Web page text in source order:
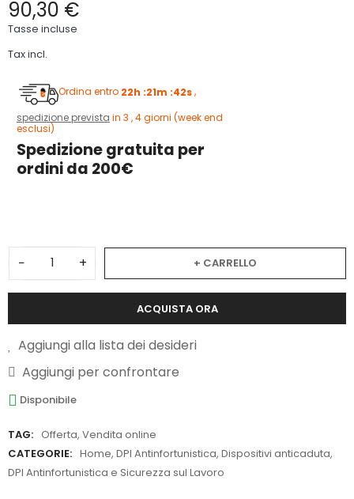
90,30 €
Tasse incluse
Tax incl.
Ordina entro 22h :21m :41s
spedizione prevista in 3 , 4 giorni (week end
esclusi)
Spedizione gratuita per
ordini da 200€
− + + CARRELLO
ACQUISTA ORA
Aggiungi alla lista dei desideri
Aggiungi per confrontare
Disponibile
TAG: Offerta, Vendita online
CATEGORIE: Home, DPI Antinfortunistica, Dispositivi anticaduta,
DPI Antinfortunistica e Sicurezza sul Lavoro